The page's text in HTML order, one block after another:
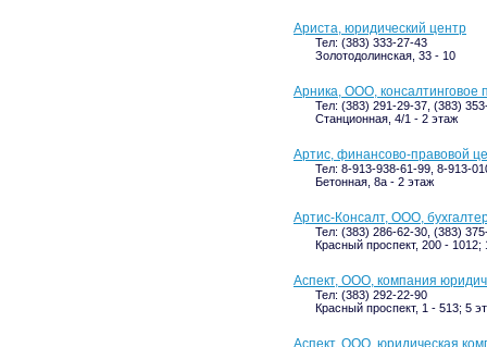
Ариста, юридический центр
Тел: (383) 333-27-43
Золотодолинская, 33 - 10
Арника, ООО, консалтинговое
Тел: (383) 291-29-37, (383)
Станционная, 4/1 - 2 этаж
Артис, финансово-правовой
Тел: 8-913-938-61-99, 8-913-
Бетонная, 8а - 2 этаж
Артис-Консалт, ООО,
Тел: (383) 286-62-30, (383)
Красный проспект, 200 - 1012;
Аспект, ООО, компания
Тел: (383) 292-22-90
Красный проспект, 1 - 513; 5
Аспект, ООО, юридическая